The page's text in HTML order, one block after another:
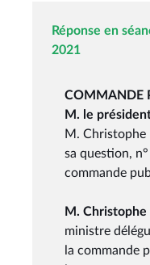
Réponse en
2021
COMMANDE
M. le
M. Christophe
sa question,
commande
M. Christophe
ministre
la commande